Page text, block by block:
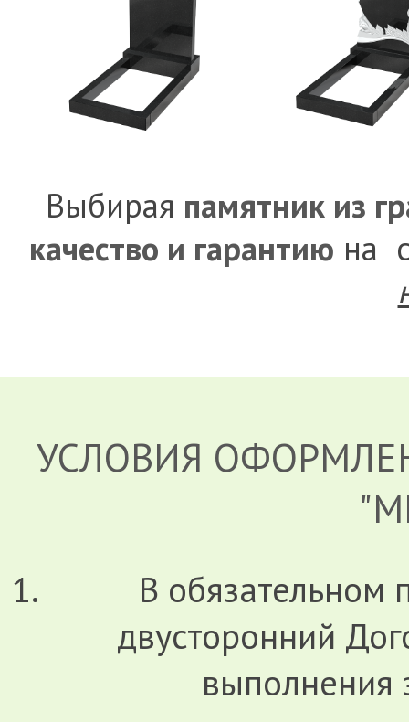
Выбирая памятник из
качество и гарантию на
УСЛОВИЯ
В обязательном
двусторонний
выполнения